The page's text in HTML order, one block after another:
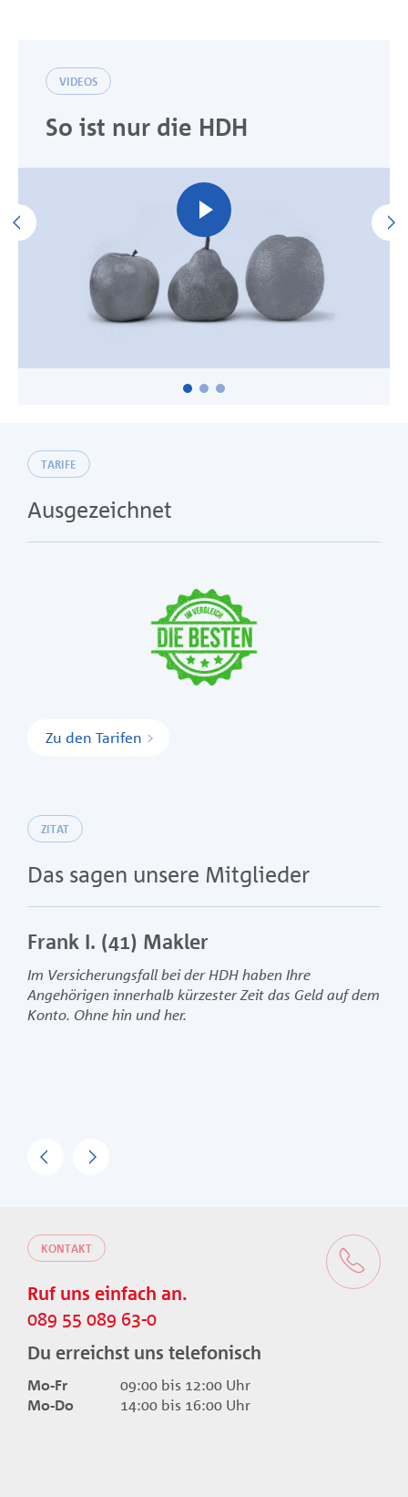
VIDEOS
So ist nur die HDH
Previous
TARIFE
Ausgezeichnet
Zu den Tarifen
ZITAT
Das sagen unsere Mitglieder
Frank I. (41) Makler
Im Versicherungsfall bei der HDH haben Ihre
Angehörigen innerhalb kürzester Zeit das Geld auf dem
Konto. Ohne hin und her.
Previous
KONTAKT
Ruf uns einfach an.
089 55 089 63-0
Du erreichst uns telefonisch
Mo-Fr
09:00 bis 12:00 Uhr
Mo-Do
14:00 bis 16:00 Uhr